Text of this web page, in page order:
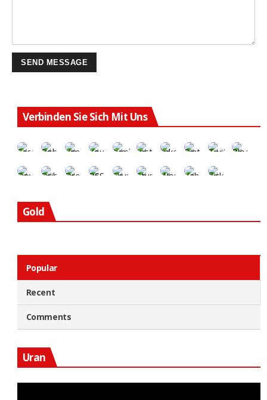
Verbinden Sie Sich Mit Uns
Gold
Popular
Recent
Comments
Uran